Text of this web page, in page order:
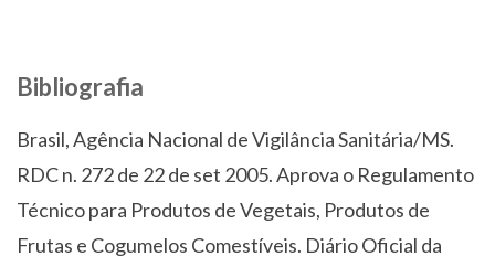
Bibliografia
Brasil, Agência Nacional de Vigilância Sanitária/MS.
RDC n. 272 de 22 de set 2005. Aprova o Regulamento
Técnico para Produtos de Vegetais, Produtos de
Frutas e Cogumelos Comestíveis. Diário Oficial da